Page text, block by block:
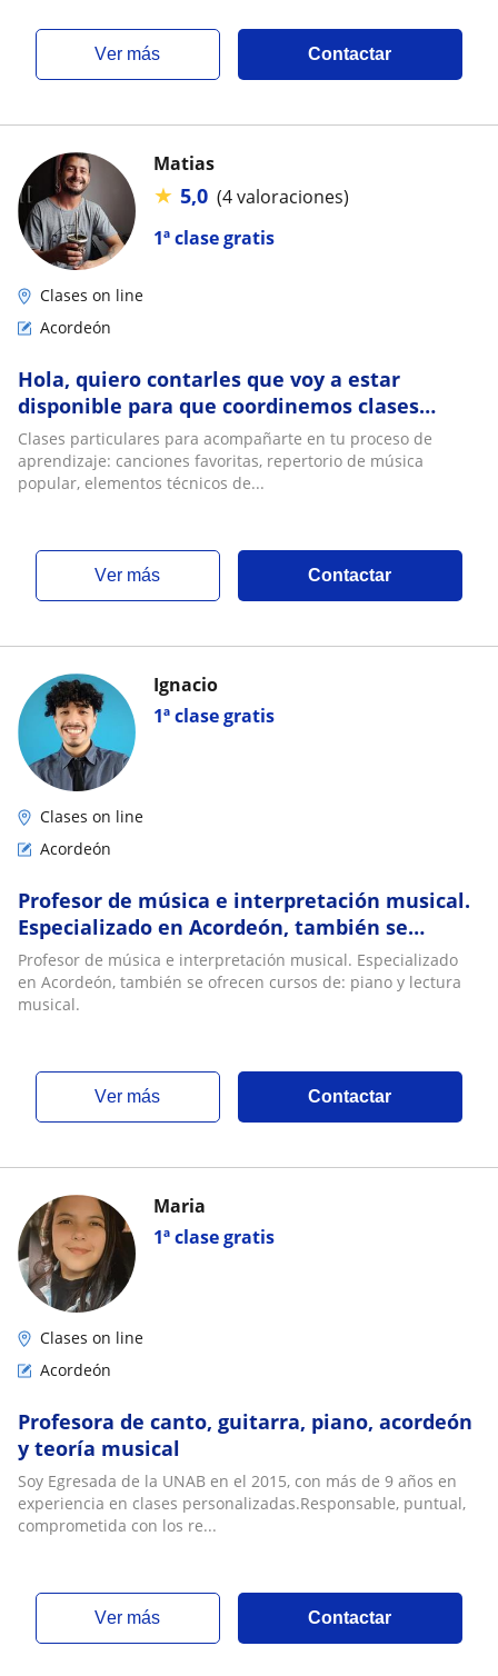
ver más Contactar
1ª clase gratis
Matias
★ 5,0 (4 valoraciones)
Clases on line
Acordeón
Hola, quiero contarles que voy a estar
disponible para que coordinemos clases
particulares de guitarra criolla y acordeón a
piano
Clases particulares para acompañarte en tu proceso de
aprendizaje: canciones favoritas, repertorio de música
popular, elementos técnicos de...
ver más Contactar
1ª clase gratis
Ignacio
Clases on line
Acordeón
Profesor de música e interpretación musical.
Especializado en Acordeón, también se
ofrecen cursos de: piano y lectura musical
Profesor de música e interpretación musical. Especializado
en Acordeón, también se ofrecen cursos de: piano y lectura
musical.
ver más Contactar
1ª clase gratis
Maria
Clases on line
Acordeón
Profesora de canto, guitarra, piano, acordeón
y teoría musical
Soy Egresada de la UNAB en el 2015, con más de 9 años en
experiencia en clases personalizadas.Responsable, puntual,
comprometida con los re...
ver más Contactar